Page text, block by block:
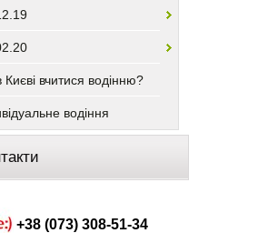
Києві вчитися водінню?
водіння
+38 (073) 308-51-34